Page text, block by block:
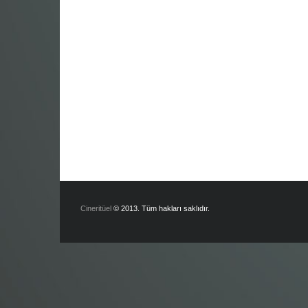
Cineritüel © 2013. Tüm hakları saklıdır.